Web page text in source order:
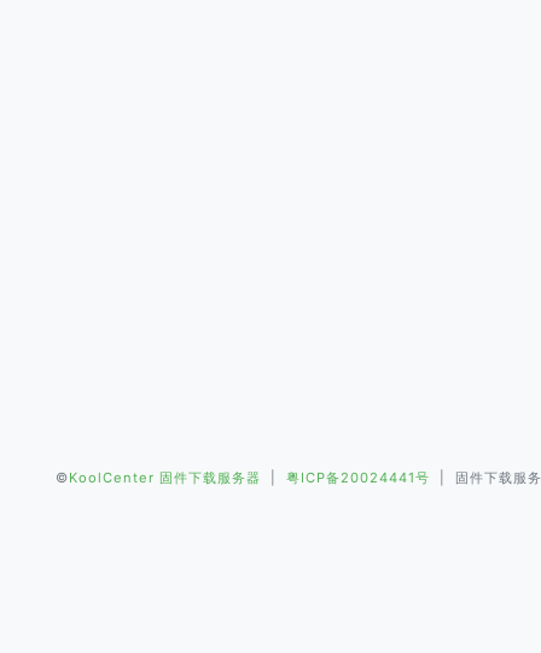
©KoolCenter 固件下载服务器 粤ICP备20024441号 | 固件下载服